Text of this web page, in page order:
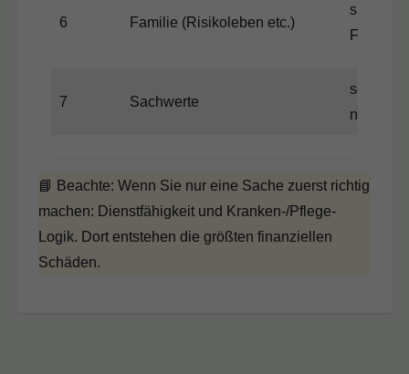
6 Familie (Risikoleben etc.)
sichert
7 Sachwerte
schützt
nicht
📘 Beachte: Wenn Sie nur eine Sache zuerst richtig
machen: Dienstfähigkeit und Kranken-/Pflege-
Logik. Dort entstehen die größten finanziellen
Schäden.